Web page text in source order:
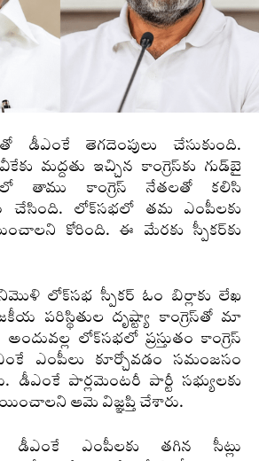
తెగదెంపులు చేసుకుంది.
మద్దతు ఇచ్చిన కాంగ్రెస్‌కు గుడ్‌బై
తాము కాంగ్రెస్‌ నేతలతో కలిసి
చేసింది. లోక్‌సభలో తమ ఎంపీలకు
కోరింది. ఈ మేరకు స్పీకర్‌కు
లోక్‌సభ స్పీకర్‌ ఓం బిర్లాకు లేఖ
పరిస్థితుల దృష్ట్యా కాంగ్రెస్‌తో మా
లోక్‌సభలో ప్రస్తుతం కాంగ్రెస్‌
ఎంపీలు కూర్చోవడం సమంజసం
డీఎంకే పార్లమెంటరీ పార్టీ సభ్యులకు
ఆమె విజ్ఞప్తి చేశారు.
డీఎంకే ఎంపీలకు తగిన సీట్లు